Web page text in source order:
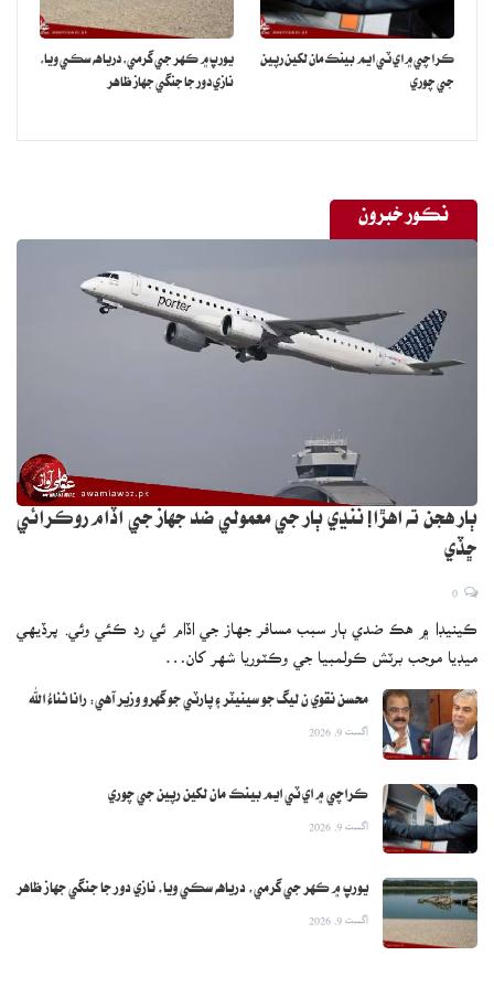
ڪراچي ۾ اي ٽي ايم بينڪ مان لکين رپين
جي چوري
يورپ ۾ ڪهر جي گرمي، درياهه سڪي ويا،
نازي دور جا جنگي جهاز ظاهر
نڪور خبرون
ٻار هجن ته اهڙا! ننڍي ٻار جي معمولي ضد جهاز جي اڏام روڪرائي
ڇڏي
ڪينيڊا ۾ هڪ ضدي ٻار سبب مسافر جهاز جي اڏام ئي رد ڪئي وئي. پرڏيهي
ميڊيا موجب برٽش ڪولمبيا جي وڪٽوريا شهر کان…
محسن نقوي ن ليگ جو سينيٽر ۽ پارٽي جو گهرو وزير آهي: رانا ثناءُ الله
اگست 9, 2026
ڪراچي ۾ اي ٽي ايم بينڪ مان لکين رپين جي چوري
اگست 9, 2026
يورپ ۾ ڪهر جي گرمي، درياهه سڪي ويا، نازي دور جا جنگي جهاز ظاهر
اگست 9, 2026